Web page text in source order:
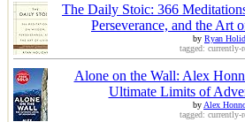
The Daily Stoic: 366
Perseverance, and the Art
by Ryan
tagged: currently-
Alone on the Wall: Alex
Ultimate Limits of
by Alex
tagged: currently-